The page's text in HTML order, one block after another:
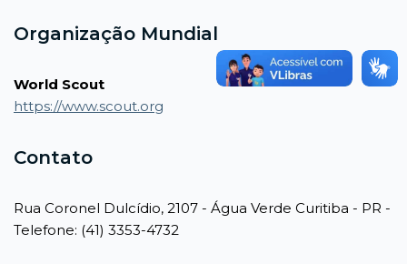
Organização Mundial
World Scout
https://www.scout.org
Contato
Rua Coronel Dulcídio, 2107 - Água Verde Curitiba - PR -
Telefone: (41) 3353-4732